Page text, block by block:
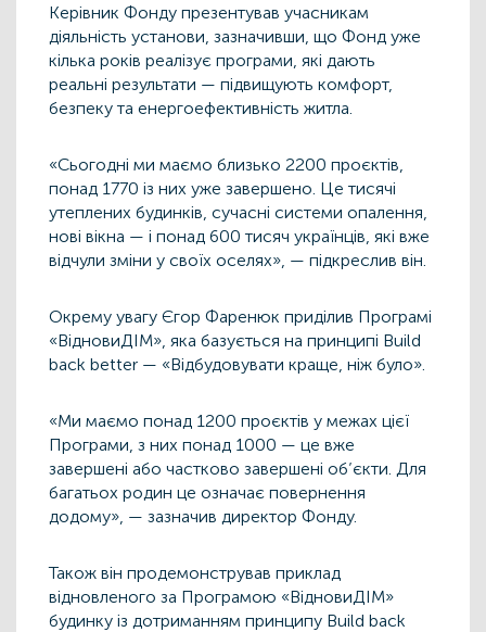
Керівник Фонду презентував учасникам
діяльність установи, зазначивши, що Фонд уже
кілька років реалізує програми, які дають
реальні результати — підвищують комфорт,
безпеку та енергоефективність житла.
«Сьогодні ми маємо близько 2200 проєктів,
понад 1770 із них уже завершено. Це тисячі
утеплених будинків, сучасні системи опалення,
нові вікна — і понад 600 тисяч українців, які вже
відчули зміни у своїх оселях», — підкреслив він.
Окрему увагу Єгор Фаренюк приділив Програмі
«ВідновиДІМ», яка базується на принципі Build
back better — «Відбудовувати краще, ніж було».
«Ми маємо понад 1200 проєктів у межах цієї
Програми, з них понад 1000 — це вже
завершені або частково завершені об’єкти. Для
багатьох родин це означає повернення
додому», — зазначив директор Фонду.
Також він продемонстрував приклад
відновленого за Програмою «ВідновиДІМ»
будинку із дотриманням принципу Build back